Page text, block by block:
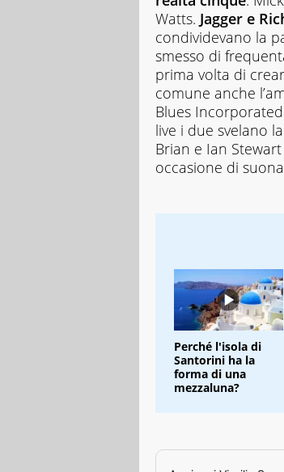
Watts. Jagger e
condividevano la
smesso di
prima volta di
comune anche
Blues
live i due svelano
Brian e Ian
occasione di
Perché l'isola di
Santorini ha la
forma di una
mezzaluna?